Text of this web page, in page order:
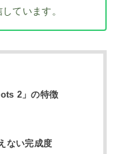
ています。
2」の特徴
ない完成度